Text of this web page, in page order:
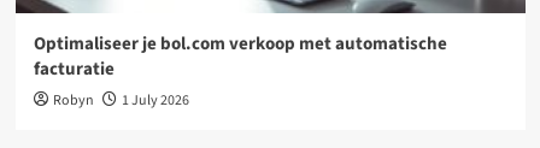
Optimaliseer je bol.com verkoop met automatische
facturatie
Robyn 1 July 2026